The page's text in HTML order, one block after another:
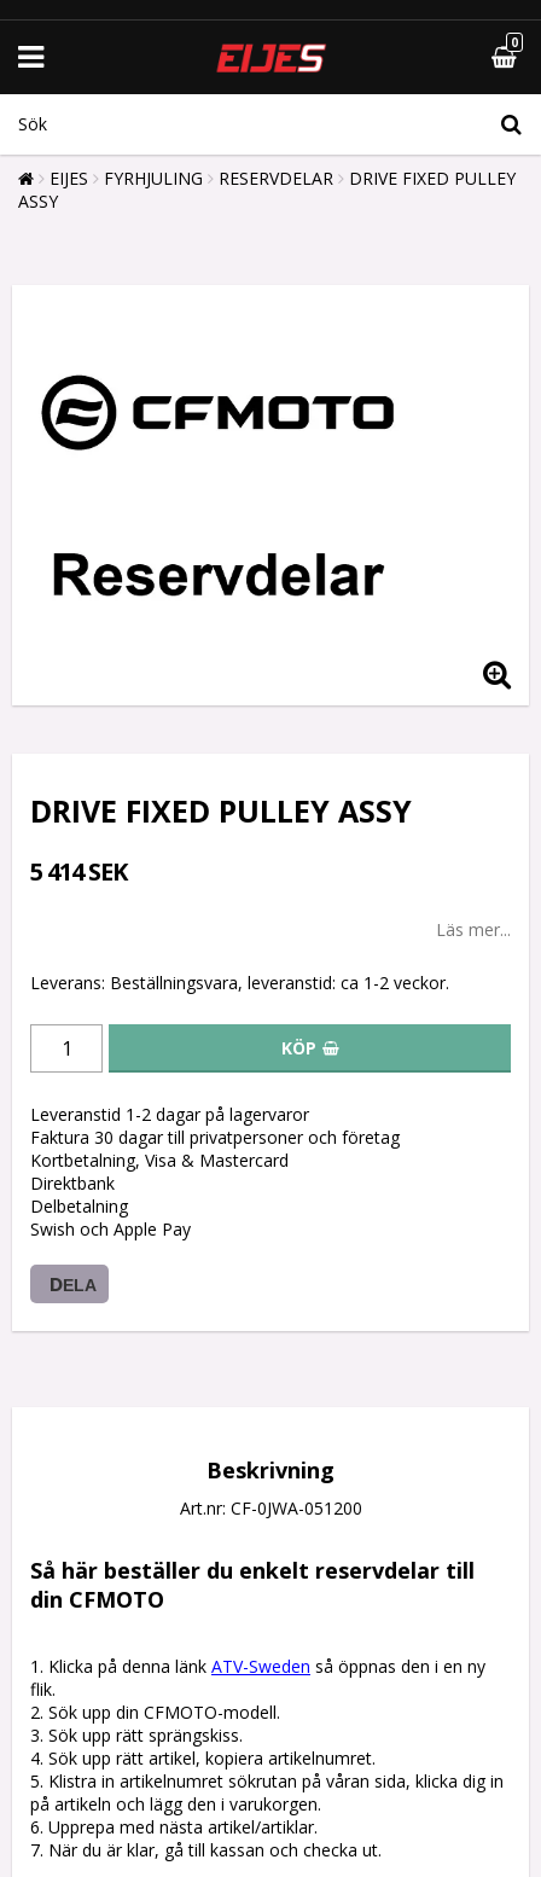
0
EIJES FYRHJULING RESERVDELAR
DRIVE FIXED PULLEY
ASSY
DRIVE FIXED PULLEY ASSY
5 414 SEK
Läs mer...
Leverans: Beställningsvara, leveranstid: ca 1-2 veckor.
KÖP
Leveranstid 1-2 dagar på lagervaror
Faktura 30 dagar till privatpersoner och företag
Kortbetalning, Visa & Mastercard
Direktbank
Delbetalning
Swish och Apple Pay
DELA
Beskrivning
Art.nr: CF-0JWA-051200
Så här beställer du enkelt reservdelar till
din CFMOTO
1. Klicka på denna länk ATV-Sweden så öppnas den i en ny
flik.
2. Sök upp din CFMOTO-modell.
3. Sök upp rätt sprängskiss.
4. Sök upp rätt artikel, kopiera artikelnumret.
5. Klistra in artikelnumret sökrutan på våran sida, klicka dig in
på artikeln och lägg den i varukorgen.
6. Upprepa med nästa artikel/artiklar.
7. När du är klar, gå till kassan och checka ut.